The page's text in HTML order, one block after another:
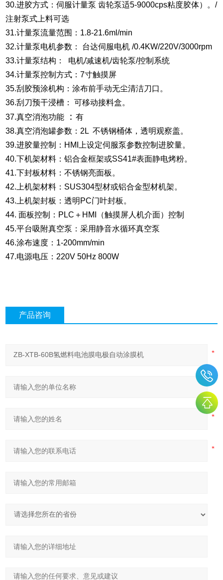
30.进胶方式：伺服计量泵 齿轮泵适5-9000cps粘度胶体）。/
注射泵式上料可选
31.计量泵流量范围：1.8-21.6ml/min
32.计量泵电机参数： 台达伺服电机 /0.4KW/220V/3000rpm
33.计量泵结构： 电机/减速机/齿轮泵/控制系统
34.计量泵控制方式：7寸触摸屏
35.刮胶预涂机构：涂布前手动无尘清洁刀口。
36.刮刀预干浸槽： 可移动接料盒。
37.真空消泡功能
：有
38.真空消泡罐参数：2L 不锈钢桶体，透明观察盖。
39.进胶量控制：HMI上设定伺服泵参数控制进胶量。
40.下机架材料：铝合金框架或SS41#表面静电烤粉。
41.下封板材料：不锈钢亮面板。
42.上机架材料：SUS304型材或铝合金型材机架。
43.上机架封板：透明PC门叶封板。
44. 面板控制：PLC＋HMI（触摸屏人机介面）控制
45.平台吸附真空泵：采用静音水循环真空泵
46.涂布速度：1-200mm/min
47.电源电压：220V 50Hz 800W
产品咨询